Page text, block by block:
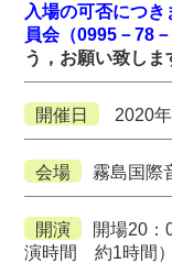
入場の可否につ
員会（0995－78
う，お願い致しま
開催日 2020
会場 霧島国際
開演
開場20
演時間 約1時間）